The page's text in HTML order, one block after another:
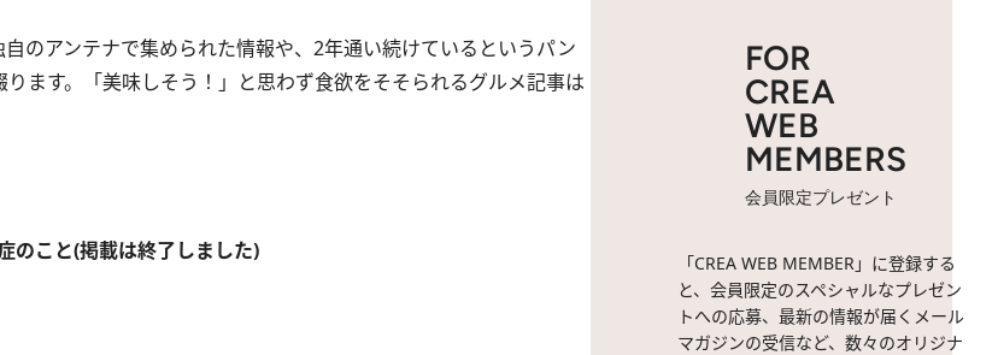
のアンテナで集められた情報や、2年通い続けているというパン
ます。「美味しそう！」と思わず食欲をそそられるグルメ記事は
のこと(掲載は終了しました)
FOR
CREA
WEB
MEMBERS
会員限定プレゼント
「CREA WEB MEMBER」に登録する
と、会員限定のスペシャルなプレゼン
トへの応募、最新の情報が届くメール
マガジンの受信など、数々のオリジナ